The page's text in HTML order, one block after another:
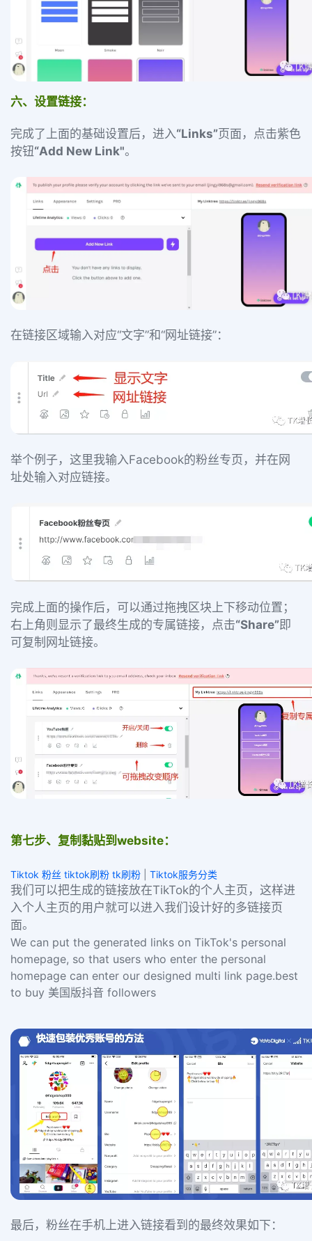
六、设置链接：
完成了上面的基础设置后，进入“Links”页面，点击紫色
按钮“Add New Link"。
在链接区域输入对应“文字”和“网址链接”：
举个例子，这里我输入Facebook的粉丝专页，并在网
址处输入对应链接。
完成上面的操作后，可以通过拖拽区块上下移动位置；
右上角则显示了最终生成的专属链接，点击“Share”即
可复制网址链接。
第七步、复制黏贴到website：
Tiktok 粉丝 tiktok刷粉 tk刷粉 Tiktok服务分类
我们可以把生成的链接放在TikTok的个人主页，这样进
入个人主页的用户就可以进入我们设计好的多链接页
面。
We can put the generated links on TikTok's personal
homepage, so that users who enter the personal
homepage can enter our designed multi link page.best
to buy 美国版抖音 followers
最后，粉丝在手机上进入链接看到的最终效果如下：